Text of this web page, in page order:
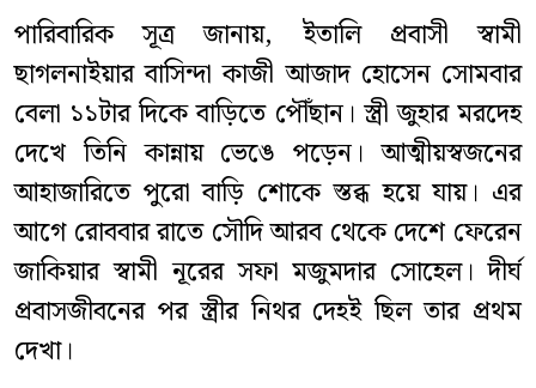
পারিবারিক সূত্র জানায়, ইতালি প্রবাসী স্বামী
ছাগলনাইয়ার বাসিন্দা কাজী আজাদ হোসেন সোমবার
বেলা ১১টার দিকে বাড়িতে পৌঁছান। স্ত্রী জুহার মরদেহ
দেখে তিনি কান্নায় ভেঙে পড়েন। আত্মীয়স্বজনের
আহাজারিতে পুরো বাড়ি শোকে স্তব্ধ হয়ে যায়। এর
আগে রোববার রাতে সৌদি আরব থেকে দেশে ফেরেন
জাকিয়ার স্বামী নূরের সফা মজুমদার সোহেল। দীর্ঘ
প্রবাসজীবনের পর স্ত্রীর নিথর দেহই ছিল তার প্রথম
দেখা।